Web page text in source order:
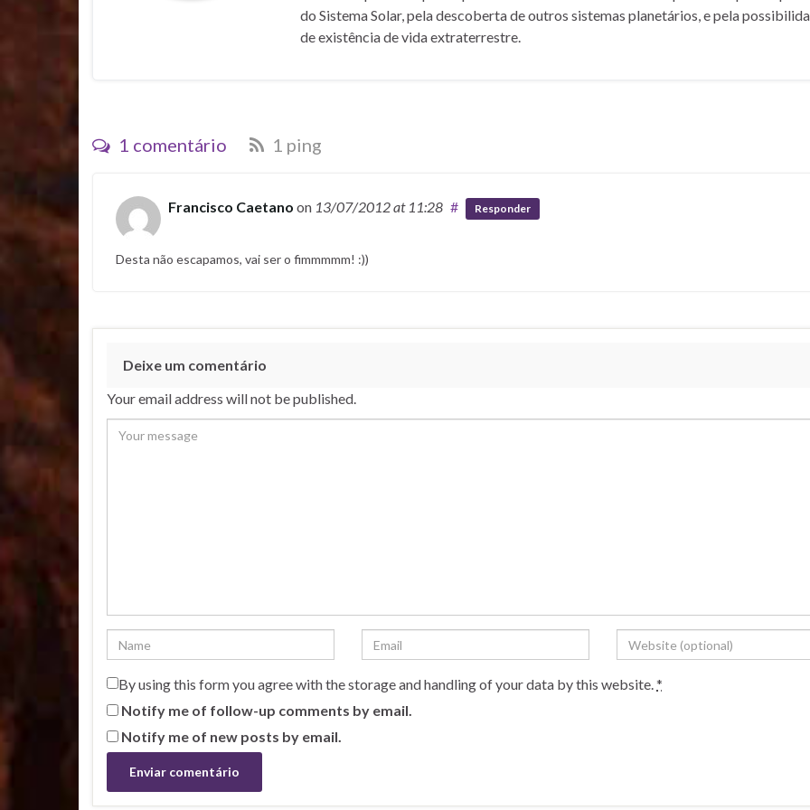
do Sistema Solar, pela descoberta de outros sistemas planetários, e pela
de existência de vida extraterrestre.
1 comentário 1 ping
Francisco Caetano on 13/07/2012at 11:28 # Responder
Desta não escapamos, vai ser o fimmmmm! :))
Deixe um comentário
Your email address will not be published.
By using this form you agree with the storage and handling of your data by this website.*
Notify me of follow-up comments by email.
Notify me of new posts by email.